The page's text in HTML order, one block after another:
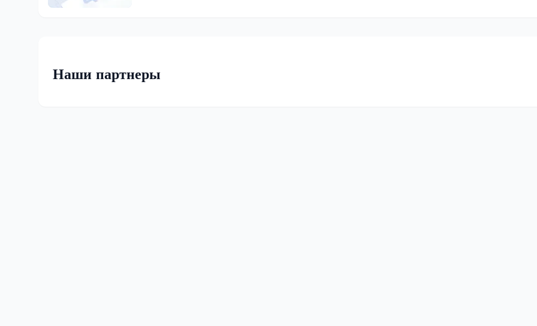
Наши партнеры